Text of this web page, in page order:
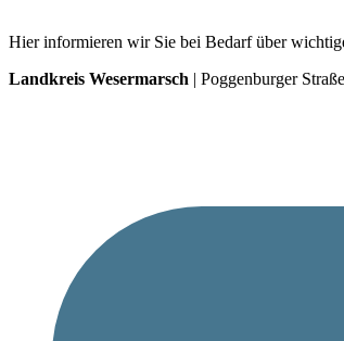
Hier informieren wir Sie bei Bedarf über
Landkreis Wesermarsch | Poggenburger